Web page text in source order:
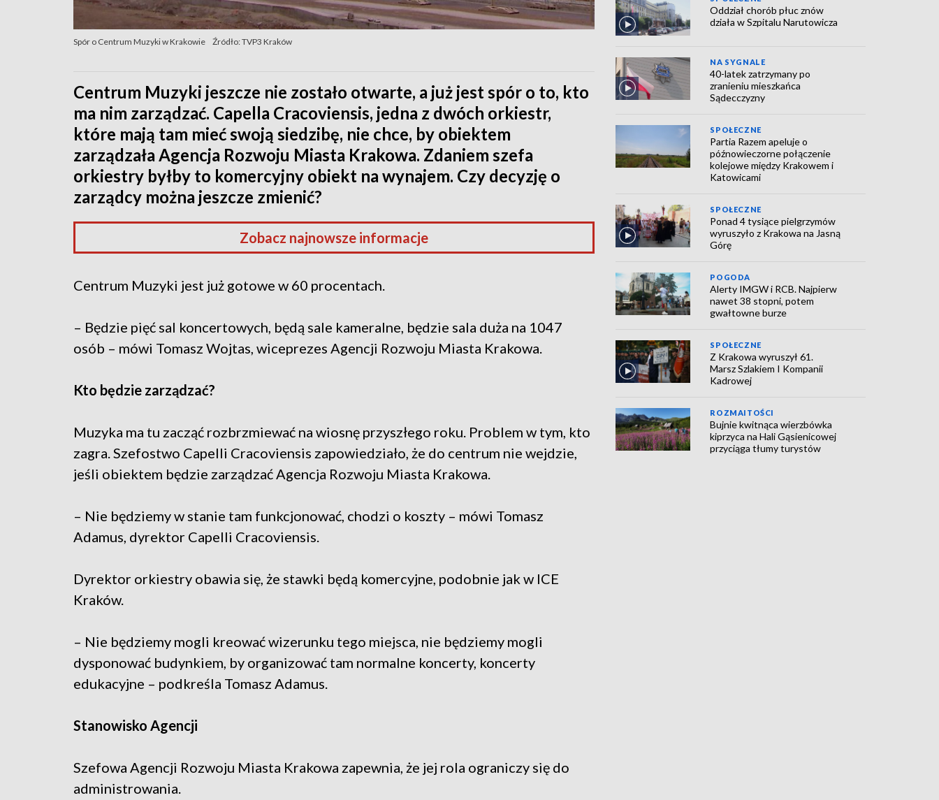
Spór o Centrum Muzyki w Krakowie Źródło: TVP3 Kraków
Centrum Muzyki jeszcze nie zostało otwarte, a już jest spór o to, kto
ma nim zarządzać. Capella Cracoviensis, jedna z dwóch orkiestr,
które mają tam mieć swoją siedzibę, nie chce, by obiektem
zarządzała Agencja Rozwoju Miasta Krakowa. Zdaniem szefa
orkiestry byłby to komercyjny obiekt na wynajem. Czy decyzję o
zarządcy można jeszcze zmienić?
Zobacz najnowsze informacje
Centrum Muzyki jest już gotowe w 60 procentach.
– Będzie pięć sal koncertowych, będą sale kameralne, będzie sala duża na 1047
osób – mówi Tomasz Wojtas, wiceprezes Agencji Rozwoju Miasta Krakowa.
Kto będzie zarządzać?
Muzyka ma tu zacząć rozbrzmiewać na wiosnę przyszłego roku. Problem w tym, kto
zagra. Szefostwo Capelli Cracoviensis zapowiedziało, że do centrum nie wejdzie,
jeśli obiektem będzie zarządzać Agencja Rozwoju Miasta Krakowa.
– Nie będziemy w stanie tam funkcjonować, chodzi o koszty – mówi Tomasz
Adamus, dyrektor Capelli Cracoviensis.
Dyrektor orkiestry obawia się, że stawki będą komercyjne, podobnie jak w ICE
Kraków.
– Nie będziemy mogli kreować wizerunku tego miejsca, nie będziemy mogli
dysponować budynkiem, by organizować tam normalne koncerty, koncerty
edukacyjne – podkreśla Tomasz Adamus.
Stanowisko Agencji
Szefowa Agencji Rozwoju Miasta Krakowa zapewnia, że jej rola ograniczy się do
administrowania.
Oddział chorób płuc znów
działa w Szpitalu Narutowicza
NA SYGNALE
40-latek zatrzymany po
zranieniu mieszkańca
Sądecczyzny
SPOŁECZNE
Partia Razem apeluje o
późnowieczorne połączenie
kolejowe między Krakowem i
Katowicami
SPOŁECZNE
Ponad 4 tysiące pielgrzymów
wyruszyło z Krakowa na Jasną
Górę
POGODA
Alerty IMGW i RCB. Najpierw
nawet 38 stopni, potem
gwałtowne burze
SPOŁECZNE
Z Krakowa wyruszył 61.
Marsz Szlakiem I Kompanii
Kadrowej
ROZMAITOŚCI
Bujnie kwitnąca wierzbówka
kiprzyca na Hali Gąsienicowej
przyciąga tłumy turystów